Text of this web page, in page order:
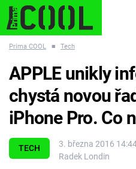
ESCAPE PLNEJ KOTEL
Témata
Prima COOL ■ Tech
TECH
3. března 2016
Radek Londin
APPLE unikly
chystá novou
iPhone Pro. Co